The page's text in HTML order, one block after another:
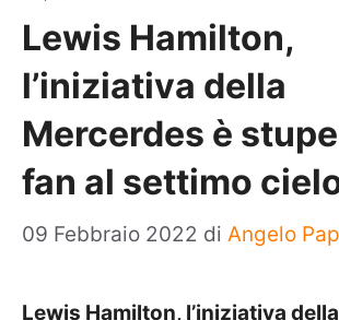
Lewis Hamilton,
l’iniziativa della
Mercerdes è
fan al settimo
09 Febbraio 2022 di Angelo
Lewis Hamilton, l’iniziativa